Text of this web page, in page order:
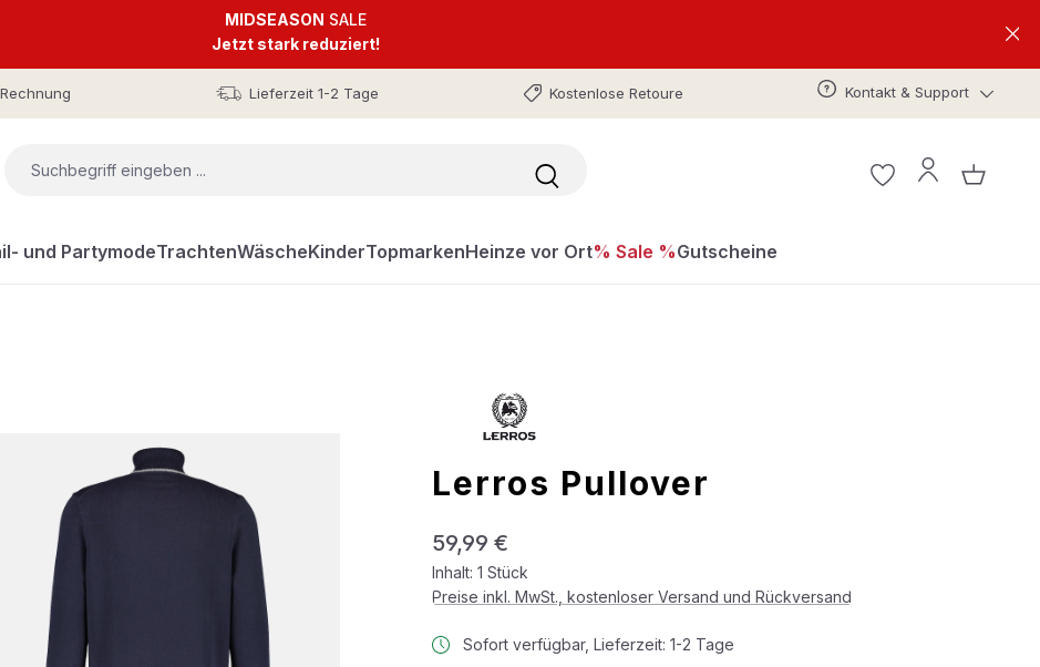
MIDSEASON SALE
Jetzt stark reduziert!
Lieferzeit 1-2 Tage Kostenlose Retoure Kontakt & Support
und PartymodeTrachtenWäscheKinderTopmarkenHeinze vor Ort% Sale %Gutscheine
Lerros Pullover
Regulärer Preis:
59,99 €
Inhalt: 1 Stück
Preise inkl. MwSt., kostenloser Versand und Rückversand
Sofort verfügbar, Lieferzeit: 1-2 Tage